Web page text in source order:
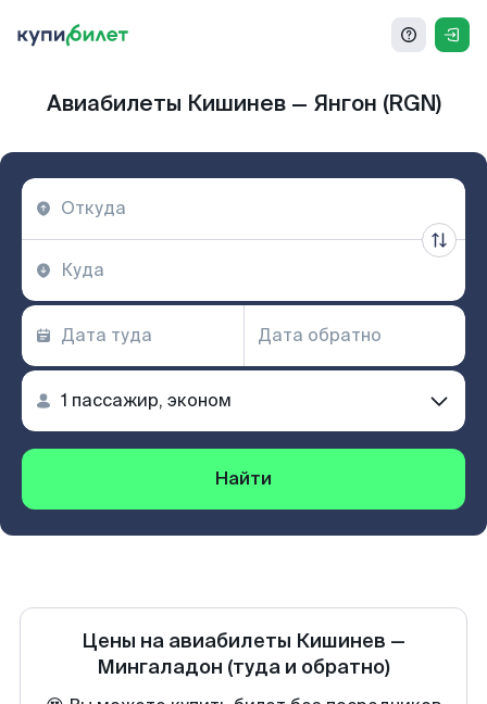
Авиабилеты Кишинев — Янгон (RGN)
Найти
Цены на авиабилеты Кишинев —
Мингаладон (туда и обратно)